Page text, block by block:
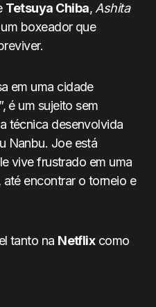
Tetsuya Chiba, Ashita
boxeador que
em uma cidade
é um sujeito sem
técnica desenvolvida
Nanbu. Joe está
vive frustrado em uma
encontrar o torneio e
tanto na Netflixcomo